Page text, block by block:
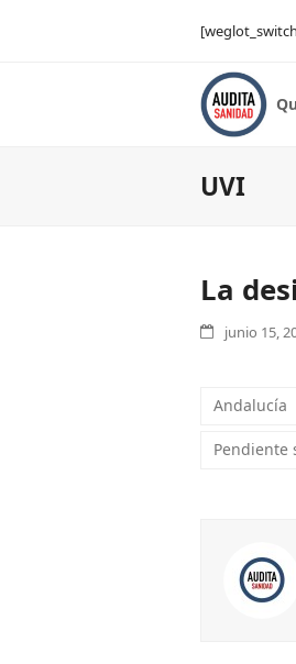
UVI
La
junio 15,
Andalucía
Pendiente